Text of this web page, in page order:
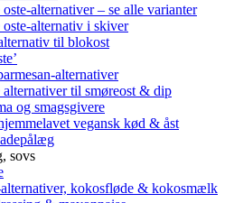
oste-alternativer – se alle varianter
oste-alternativ i skiver
til blokost
alternativer
alternativer til smøreost & dip
og smagsgivere
vegansk kød & åst
sovs
kokosfløde & kokosmælk